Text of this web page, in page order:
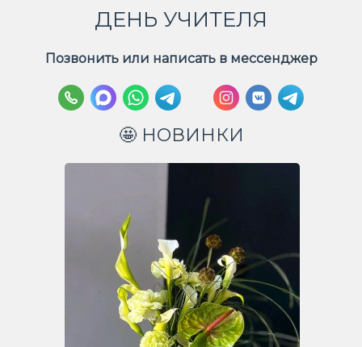
ДЕНЬ УЧИТЕЛЯ
Позвонить или написать в мессенджер
🤩 НОВИНКИ